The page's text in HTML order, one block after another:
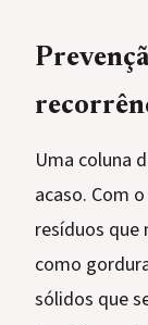
Uma coluna
acaso. Com
resíduos que
como
sólidos que